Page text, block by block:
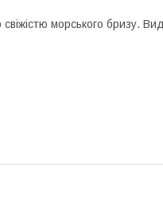
морського бризу.